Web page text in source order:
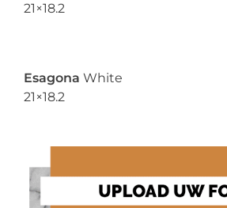
21×18.2
Esagona White
21×18.2